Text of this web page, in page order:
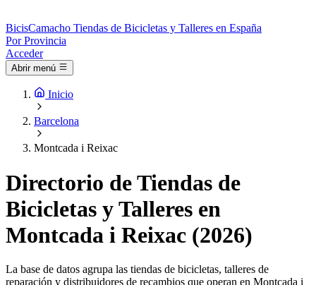
BicisCamacho Tiendas de Bicicletas y Talleres en España
Por Provincia
Acceder
Abrir menú
Inicio
Barcelona
Montcada i Reixac
Directorio de Tiendas de
Bicicletas y Talleres en
Montcada i Reixac (2026)
La base de datos agrupa las tiendas de bicicletas, talleres de
reparación y distribuidores de recambios que operan en Montcada i